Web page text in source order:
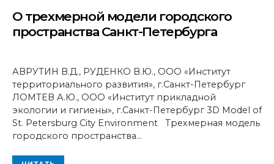
О трехмерной модели городского
пространства Санкт-Петербурга
АВРУТИН В.Д., РУДЕНКО В.Ю., ООО «Институт
территориального развития», г.Санкт-Петербург
ЛОМТЕВ А.Ю., ООО «Институт прикладной
экологии и гигиены», г.Санкт-Петербург 3D Model of
St. Petersburg City Environment Трехмерная модель
городского пространства…